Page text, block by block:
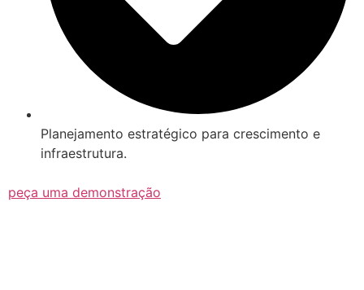
Planejamento estratégico para crescimento e
infraestrutura.
peça uma demonstração